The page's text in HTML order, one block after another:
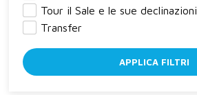
Tour il Sale e le sue declinazioni
Transfer